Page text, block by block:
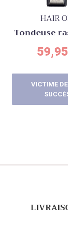
HAIR
Tondeuse
59,95
VICTIME